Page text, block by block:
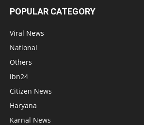
POPULAR CATEGORY
Viral News
National
Others
ibn24
Citizen News
Haryana
Karnal News